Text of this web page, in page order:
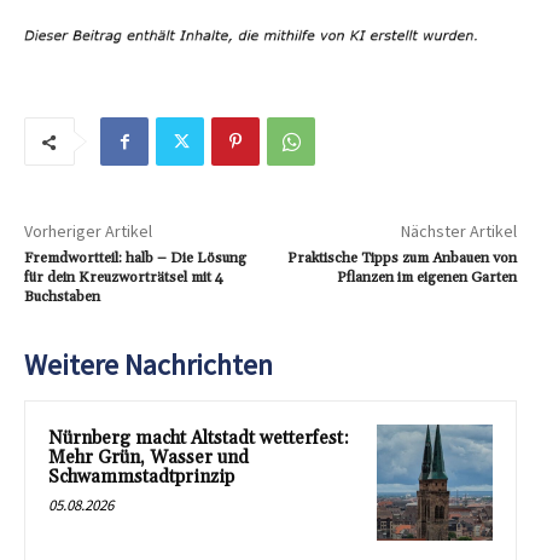
Vorheriger Artikel
Fremdwortteil: halb – Die Lösung
für dein Kreuzworträtsel mit 4
Buchstaben
Nächster Artikel
Praktische Tipps zum Anbauen von
Pflanzen im eigenen Garten
Weitere Nachrichten
Nürnberg macht Altstadt wetterfest:
Mehr Grün, Wasser und
Schwammstadtprinzip
05.08.2026